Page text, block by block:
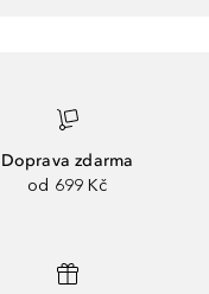
Doprava zdarma
od 699 Kč